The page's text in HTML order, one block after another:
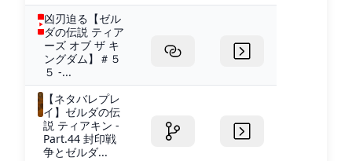
凶刃迫る【ゼル
ダの伝説 ティア
ーズ オブ ザ キ
ングダム】＃５
５ -...
【ネタバレプレ
イ】ゼルダの伝
説 ティアキン -
Part.44 封印戦
争とゼルダ...